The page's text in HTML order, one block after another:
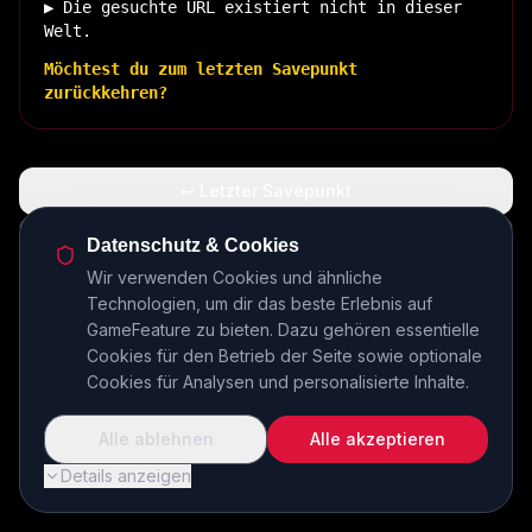
▶ Die gesuchte URL existiert nicht in dieser
Welt.
Möchtest du zum letzten Savepunkt
zurückkehren?
🏠 Zurück zur Basis
INSERT COIN TO CONTINUE...
Datenschutz & Cookies
Wir verwenden Cookies und ähnliche
Technologien, um dir das beste Erlebnis auf
GameFeature zu bieten. Dazu gehören essentielle
Cookies für den Betrieb der Seite sowie optionale
Cookies für Analysen und personalisierte Inhalte.
Details anzeigen
Alle ablehnen Alle akzeptieren